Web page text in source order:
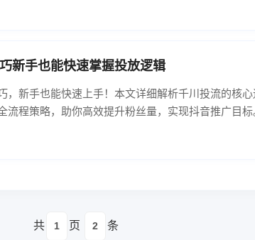
新手也能快速掌握投放逻辑
，新手也能快速上手！本文详细解析千川投流的核心
流程策略，助你高效提升粉丝量，实现抖音推广目标
共 1 页 2 条